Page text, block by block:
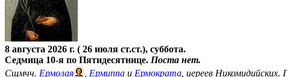
8 августа 2026 г. ( 26 июля ст.ст.), суббота.
Седмица 10-я по Пятидесятнице. Поста нет.
Сщмчч. Ермолая Ермиппа и Ермократа , иереев Никомидийских.